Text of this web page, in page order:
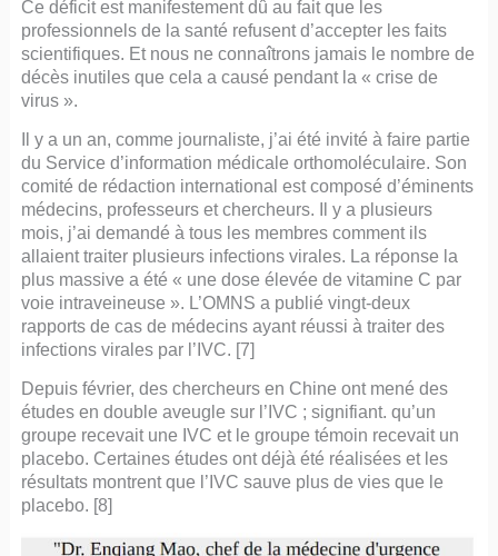
Ce déficit est manifestement dû au fait que les
professionnels de la santé refusent d’accepter les faits
scientifiques. Et nous ne connaîtrons jamais le nombre de
décès inutiles que cela a causé pendant la « crise de
virus ».
Il y a un an, comme journaliste, j’ai été invité à faire partie
du Service d’information médicale orthomoléculaire. Son
comité de rédaction international est composé d’éminents
médecins, professeurs et chercheurs. Il y a plusieurs
mois, j’ai demandé à tous les membres comment ils
allaient traiter plusieurs infections virales. La réponse la
plus massive a été « une dose élevée de vitamine C par
voie intraveineuse ». L’OMNS a publié vingt-deux
rapports de cas de médecins ayant réussi à traiter des
infections virales par l’IVC. [7]
Depuis février, des chercheurs en Chine ont mené des
études en double aveugle sur l’IVC ; signifiant. qu’un
groupe recevait une IVC et le groupe témoin recevait un
placebo. Certaines études ont déjà été réalisées et les
résultats montrent que l’IVC sauve plus de vies que le
placebo. [8]